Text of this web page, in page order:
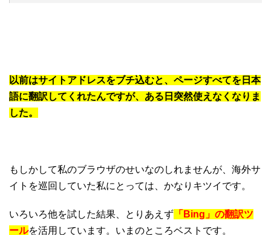
以前はサイトアドレスをブチ込むと、ページすべてを日本
語に翻訳してくれたんですが、ある日突然使えなくなりま
した。
もしかして私のブラウザのせいなのしれませんが、海外サ
イトを巡回していた私にとっては、かなりキツイです。
いろいろ他を試した結果、とりあえず 「Bing」の翻訳ツ
ールを活用しています。いまのところベストです。